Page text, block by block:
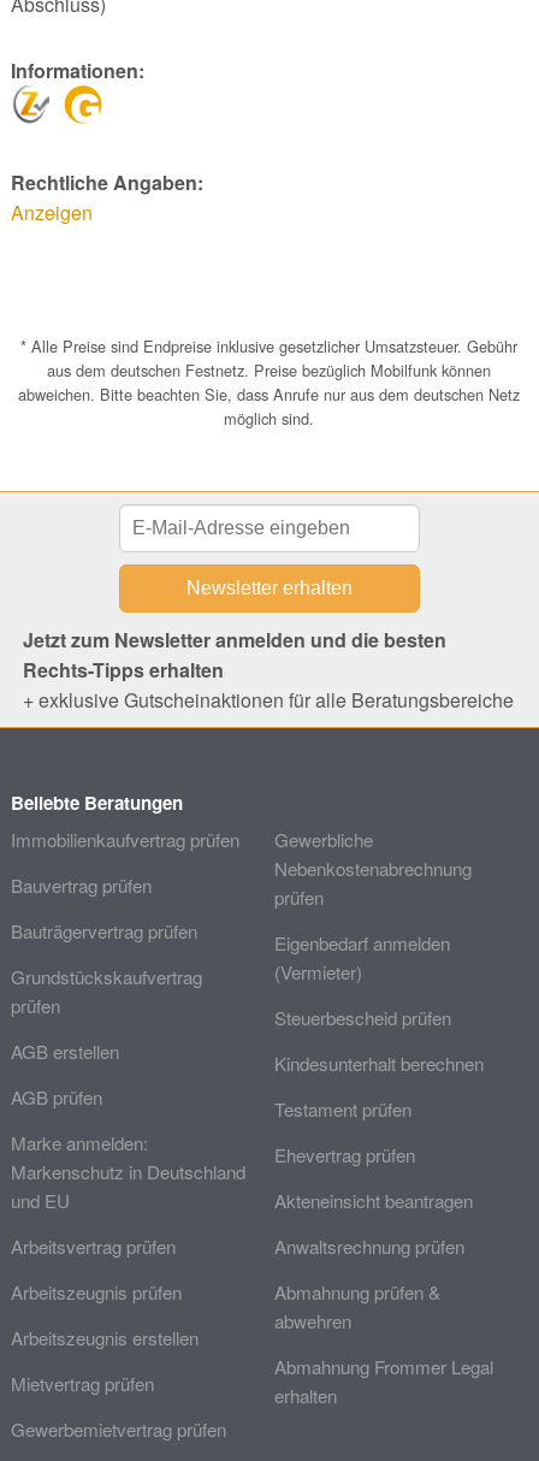
Informationen:
Rechtliche Angaben:
Anzeigen
* Alle Preise sind Endpreise inklusive gesetzlicher Umsatzsteuer. Gebühr
aus dem deutschen Festnetz. Preise bezüglich Mobilfunk können
abweichen. Bitte beachten Sie, dass Anrufe nur aus dem deutschen Netz
möglich sind.
Jetzt zum Newsletter anmelden und die besten
Rechts-Tipps erhalten
+ exklusive Gutscheinaktionen für alle Beratungsbereiche
Beliebte Beratungen
Immobilienkaufvertrag prüfen
Bauvertrag prüfen
Bauträgervertrag prüfen
Grundstückskaufvertrag
prüfen
AGB erstellen
AGB prüfen
Marke anmelden:
Markenschutz in Deutschland
und EU
Arbeitsvertrag prüfen
Arbeitszeugnis prüfen
Arbeitszeugnis erstellen
Mietvertrag prüfen
Gewerbemietvertrag prüfen
Gewerbliche
Nebenkostenabrechnung
prüfen
Eigenbedarf anmelden
(Vermieter)
Steuerbescheid prüfen
Kindesunterhalt berechnen
Testament prüfen
Ehevertrag prüfen
Akteneinsicht beantragen
Anwaltsrechnung prüfen
Abmahnung prüfen &
abwehren
Abmahnung Frommer Legal
erhalten